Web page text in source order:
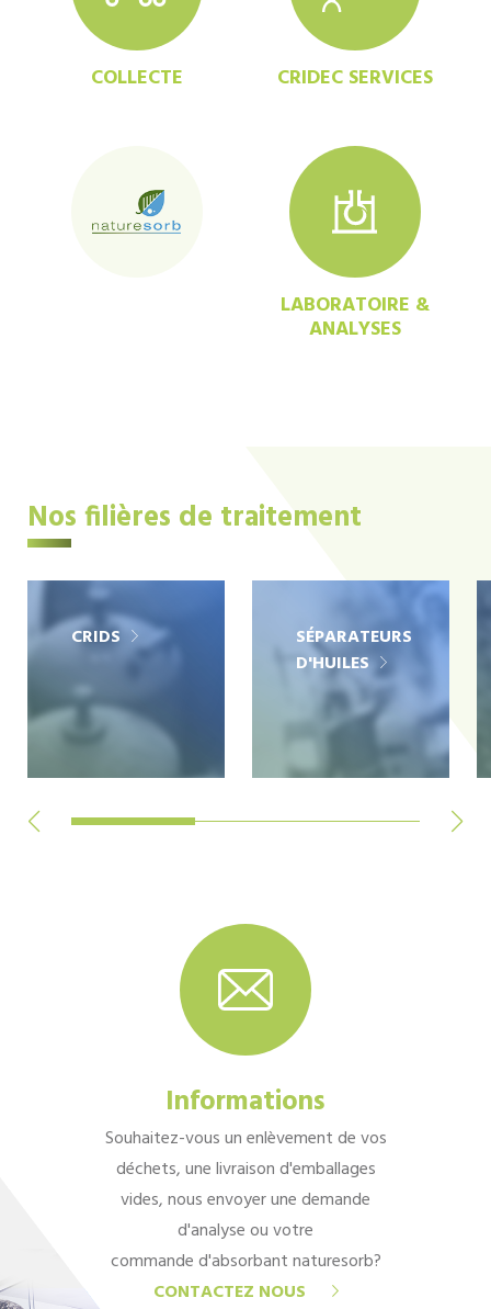
COLLECTE CRIDEC SERVICES
LABORATOIRE &
ANALYSES
Nos filières de traitement
CRIDS
SÉPARATEURS
D'HUILES
Informations
Souhaitez-vous un enlèvement de vos
déchets, une livraison d'emballages
vides, nous envoyer une demande
d'analyse ou votre
commande d'absorbant naturesorb?
CONTACTEZ NOUS